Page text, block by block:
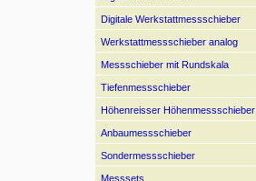
Digitale Werkstattmessschieber
Werkstattmessschieber analog
Messschieber mit Rundskala
Tiefenmessschieber
Höhenreisser Höhenmessschieber
Anbaumessschieber
Sondermessschieber
Messsets